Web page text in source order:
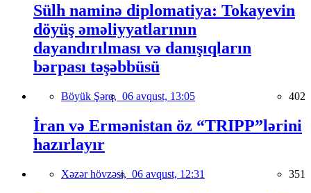
Sülh naminə diplomatiya: Tokayevin
döyüş əməliyyatlarının
dayandırılması və danışıqların
bərpası təşəbbüsü
Böyük Şərq, 06 avqust, 13:05 402
İran və Ermənistan öz “TRIPP”lərini
hazırlayır
Xəzər hövzəsi, 06 avqust, 12:31 351